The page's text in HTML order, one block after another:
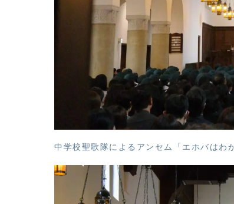
中学校聖歌隊によるアンセム「エホバはわ